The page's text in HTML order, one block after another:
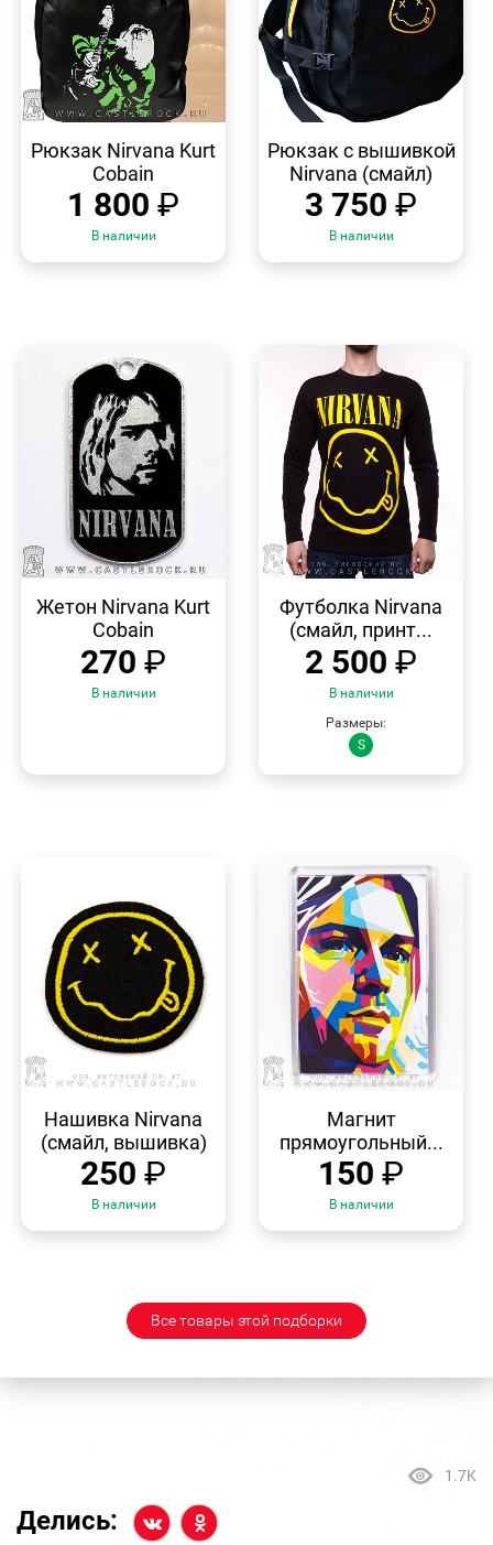
ПРОСМОТР
Рюкзак Nirvana Kurt
Cobain
1 800 ₽
В наличии
Рюкзак с вышивкой
Nirvana (смайл)
3 750 ₽
В наличии
ПРОСМОТР
Жетон Nirvana Kurt
Cobain
270 ₽
В наличии
ПРОСМОТР
Футболка Nirvana
(смайл, принт...
2 500 ₽
В наличии
Размеры:
S
ПРОСМОТР
Нашивка Nirvana
(смайл, вышивка)
250 ₽
В наличии
ПРОСМОТР
Магнит
прямоугольный...
150 ₽
В наличии
Все товары этой подборки
1.7K
Делись: